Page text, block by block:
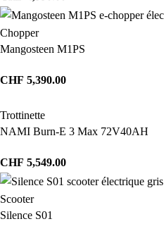
Chopper
Mangosteen M1PS
CHF 5,390.00
Trottinette
NAMI Burn-E 3 Max 72V40AH
CHF 5,549.00
Scooter
Silence S01